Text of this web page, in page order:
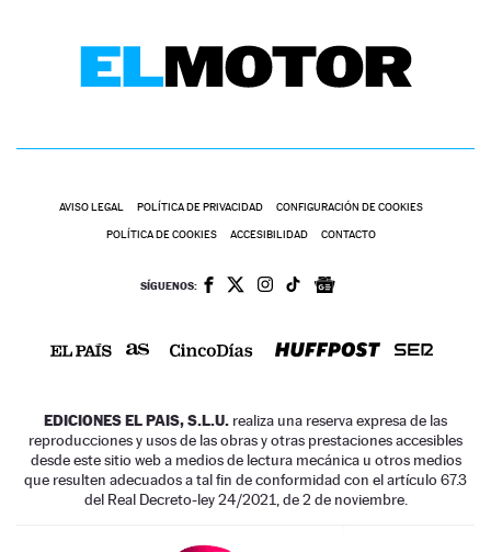
AVISO LEGAL POLÍTICA DE PRIVACIDAD CONFIGURACIÓN DE COOKIES
POLÍTICA DE COOKIES ACCESIBILIDAD CONTACTO
SÍGUENOS:
EDICIONES EL PAIS, S.L.U. realiza una reserva expresa de las
reproducciones y usos de las obras y otras prestaciones accesibles
desde este sitio web a medios de lectura mecánica u otros medios
que resulten adecuados a tal fin de conformidad con el artículo 67.3
del Real Decreto-ley 24/2021, de 2 de noviembre.